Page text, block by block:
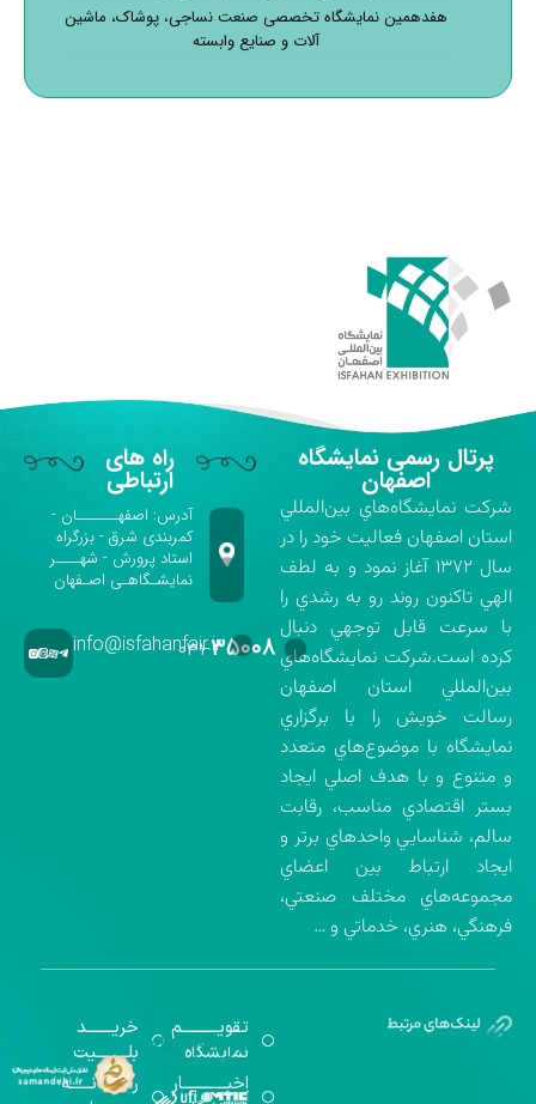
هفدهمین نمایشگاه تخصصی صنعت نساجی، پوشاک، ماشین
آلات و صنایع وابسته
پرتال رسمی نمایشگاه
اصفهان
شركت نمايشگاه‌هاي بين‌المللي
استان اصفهان فعاليت خود را در
سال ۱۳۷۲ آغاز نمود و به لطف
الهي تاكنون روند رو به رشدي را
با سرعت قابل توجهي دنبال
كرده است.شركت نمايشگاه‌هاي
بين‌المللي استان اصفهان
رسالت خويش را با برگزاري
نمايشگاه با موضوع‌هاي متعدد
و متنوع و با هدف اصلي ايجاد
بستر اقتصادي مناسب، رقابت
سالم، شناسايي واحدهاي برتر و
ايجاد ارتباط بين اعضاي
مجموعه‌هاي مختلف صنعتي،
فرهنگي، هنري، خدماتي و …
راه های
ارتباطی
آدرس: اصفهـــــــان -
کمربندی شرق - بزرگراه
استاد پرورش - شهــــر
نمایشـگاهـی اصـفهان
۰۳۱-۳۵۰۰۸info@isfahanfair.ir
تقویــــــــــم
نمایشگاه
اخبــــــــــــار
خریـــــــد
بلـــــــــیت
رســـــانــــــه
گواهینامه‌های
اخذ شده